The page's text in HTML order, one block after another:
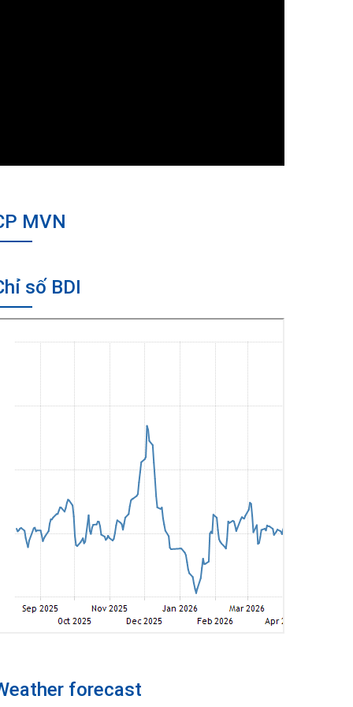
MVN
số BDI
forecast